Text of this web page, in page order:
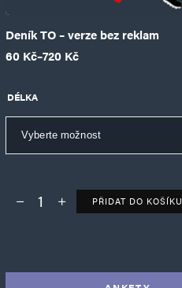
Deník TO – verze bez reklam
60 Kč–720 Kč
Rozpětí cen: 60 Kč až 720 Kč
DÉLKA
Deník TO – verze bez reklam množství
PŘIDAT DO KOŠÍKU